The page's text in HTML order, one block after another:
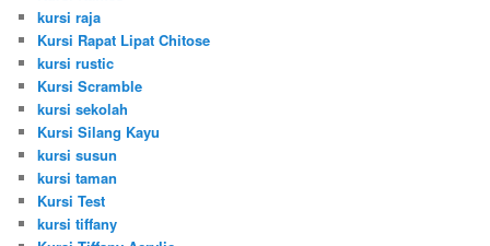
kursi raja
Kursi Rapat Lipat Chitose
kursi rustic
Kursi Scramble
kursi sekolah
Kursi Silang Kayu
kursi susun
kursi taman
Kursi Test
kursi tiffany